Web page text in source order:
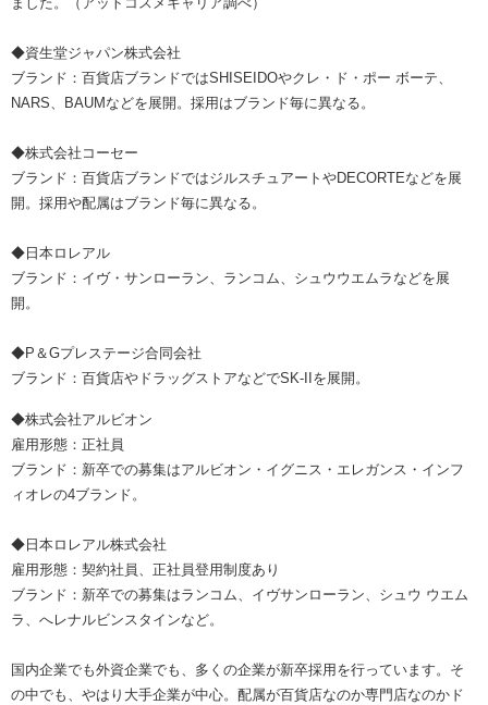
◆資生堂ジャパン株式会社
ブランド：百貨店ブランドではSHISEIDOやクレ・ド・ポー ボーテ、
NARS、BAUMなどを展開。採用はブランド毎に異なる。
◆株式会社コーセー
ブランド：百貨店ブランドではジルスチュアートやDECORTEなどを展
開。採用や配属はブランド毎に異なる。
◆日本ロレアル
ブランド：イヴ・サンローラン、ランコム、シュウウエムラなどを展
開。
◆P＆Gプレステージ合同会社
ブランド：百貨店やドラッグストアなどでSK-IIを展開。
◆株式会社アルビオン
雇用形態：正社員
ブランド：新卒での募集はアルビオン・イグニス・エレガンス・インフ
ィオレの4ブランド。
◆日本ロレアル株式会社
雇用形態：契約社員、正社員登用制度あり
ブランド：新卒での募集はランコム、イヴサンローラン、シュウ ウエム
ラ、へレナルビンスタインなど。
国内企業でも外資企業でも、多くの企業が新卒採用を行っています。そ
の中でも、やはり大手企業が中心。配属が百貨店なのか専門店なのかド